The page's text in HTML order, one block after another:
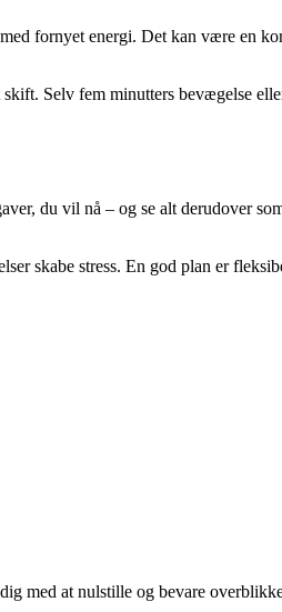
fornyet energi. Det kan være en
skift. Selv fem minutters bevægelse
du vil nå – og se alt derudover
skabe stress. En god plan er
med at nulstille og bevare